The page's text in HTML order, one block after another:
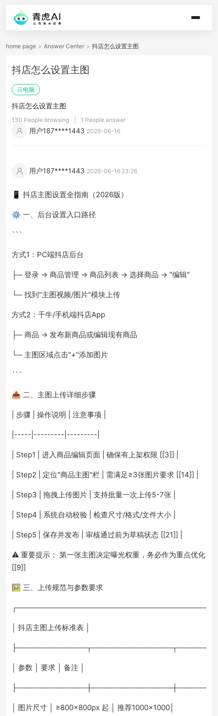
home page > Answer Center > 抖店怎么设置主图
抖店怎么设置主图
云电脑
抖店怎么设置主图
130 People browsing 1 People answer
用户187****1443 2026-06-16
用户187****1443 2026-06-16 23:26
📱 抖店主图设置全指南（2026版）
⚙️ 一、后台设置入口路径
```
方式1：PC端抖店后台
├─ 登录 → 商品管理 → 商品列表 → 选择商品 → "编辑"
└─ 找到"主图视频/图片"模块上传
方式2：千牛/手机端抖店App
├─ 商品 → 发布新商品或编辑现有商品
└─ 主图区域点击"+"添加图片
```
📤 二、主图上传详细步骤
| 步骤 | 操作说明 | 注意事项 |
|-----|---------|---------|
| Step1 | 进入商品编辑页面 | 确保有上架权限 [[3]] |
| Step2 | 定位"商品主图"栏 | 需满足≥3张图片要求 [[14]] |
| Step3 | 拖拽上传图片 | 支持批量一次上传5-7张 |
| Step4 | 系统自动校验 | 检查尺寸/格式/文件大小 |
| Step5 | 保存并发布 | 审核通过前为草稿状态 [[21]] |
⚠️ 重要提示： 第一张主图决定曝光权重，务必作为重点优化
[[9]]
🖼️ 三、上传规范与参数要求
│ 抖店主图上传标准表 │
│ 参数 │ 要求 │ 备注 │
│ 图片尺寸 │ ≥800×800px 起 │ 推荐1000×1000│